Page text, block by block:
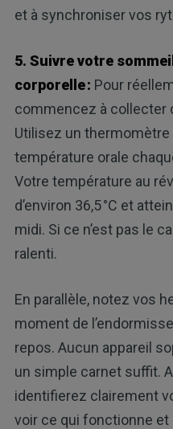
et à synchroniser vos
5. Suivre votre
corporelle : Pour
commencez à collecter
Utilisez un
température orale
Votre température au
d’environ 36,5 °C et
midi. Si ce n’est pas le
ralenti.
En parallèle, notez vos
moment de
repos. Aucun appareil
un simple carnet suffit.
identifierez clairement
voir ce qui fonctionne